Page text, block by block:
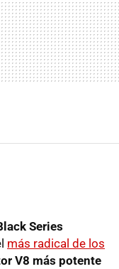
Series
más radical de los
V8 más potente